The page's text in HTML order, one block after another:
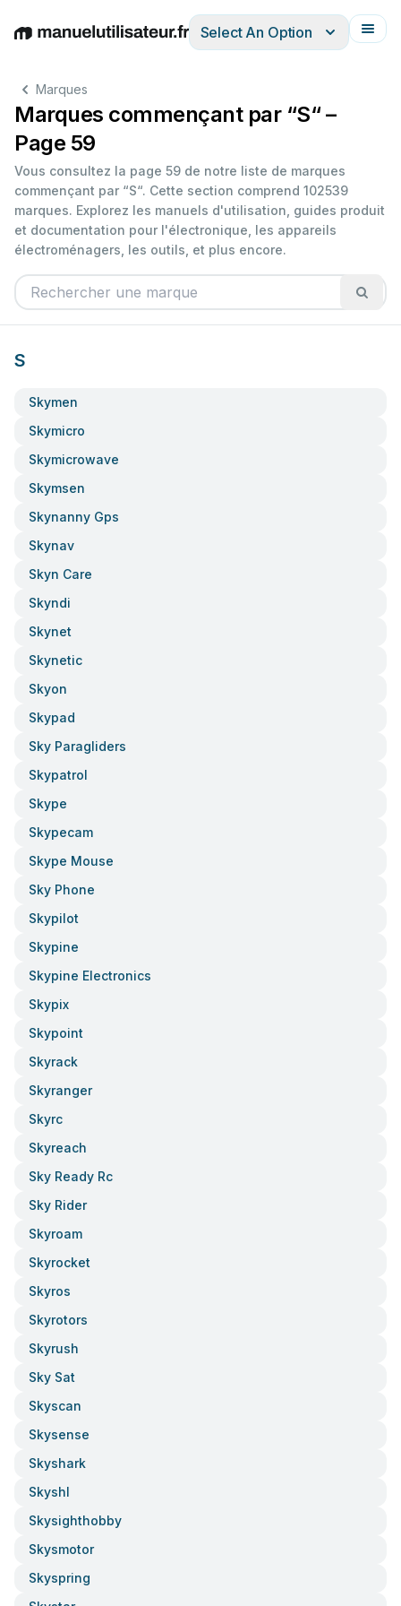
EnglishDeutschEspañolItalianoFrançais
Select An Option
Marques
Marques commençant par “S“ –
Page 59
Vous consultez la page 59 de notre liste de marques
commençant par “S“. Cette section comprend 102539
marques. Explorez les manuels d'utilisation, guides produit
et documentation pour l'électronique, les appareils
électroménagers, les outils, et plus encore.
S
Skymen
Skymicro
Skymicrowave
Skymsen
Skynanny Gps
Skynav
Skyn Care
Skyndi
Skynet
Skynetic
Skyon
Skypad
Sky Paragliders
Skypatrol
Skype
Skypecam
Skype Mouse
Sky Phone
Skypilot
Skypine
Skypine Electronics
Skypix
Skypoint
Skyrack
Skyranger
Skyrc
Skyreach
Sky Ready Rc
Sky Rider
Skyroam
Skyrocket
Skyros
Skyrotors
Skyrush
Sky Sat
Skyscan
Skysense
Skyshark
Skyshl
Skysighthobby
Skysmotor
Skyspring